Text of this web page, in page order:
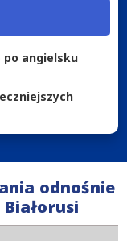
po angielsku
odnośnie